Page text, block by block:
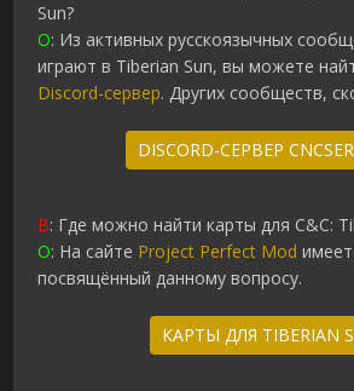
Sun?
О: Из активных русскоязычных
играют в Tiberian Sun, вы можете
Discord-сервер. Других сообществ,
DISCORD-СЕРВЕР
В: Где можно найти карты для C&C:
О: На сайте Project Perfect Mod
посвящённый данному вопросу.
КАРТЫ ДЛЯ TIBERIAN